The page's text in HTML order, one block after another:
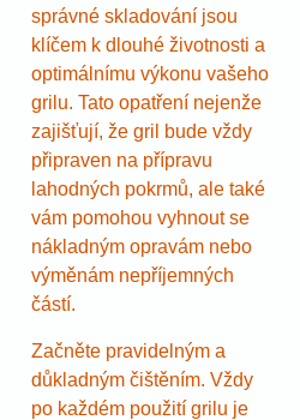
správné skladování jsou
klíčem k dlouhé životnosti a
optimálnímu výkonu vašeho
grilu. Tato opatření nejenže
zajišťují, že gril bude vždy
připraven na přípravu
lahodných pokrmů, ale také
vám pomohou vyhnout se
nákladným opravám nebo
výměnám nepříjemných
částí.
Začněte pravidelným a
důkladným čištěním. Vždy
po každém použití grilu je